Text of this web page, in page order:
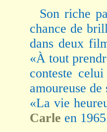
Son riche
chance de
dans deux
«À tout
conteste
amoureuse
«La vie
Carle en